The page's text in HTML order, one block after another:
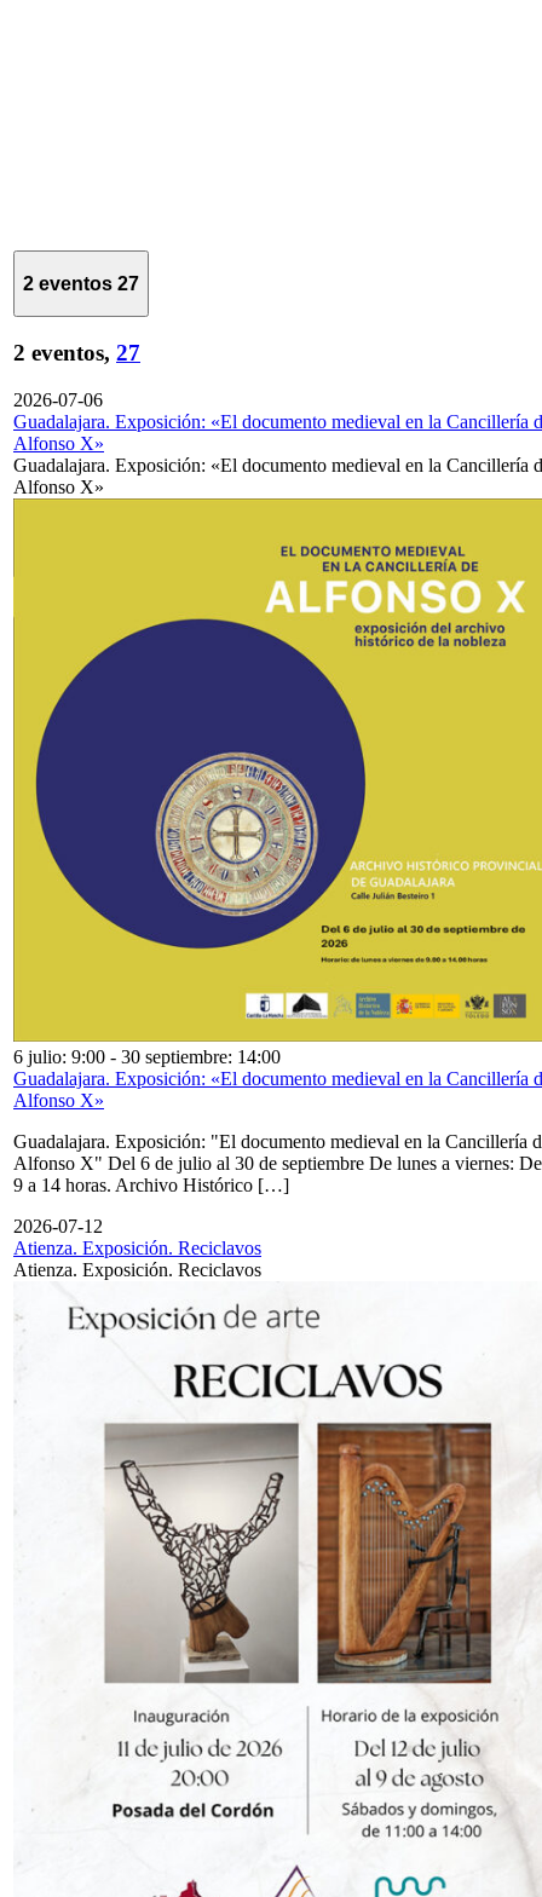
2 eventos 27
2 eventos, 27
2026-07-06
Guadalajara. Exposición: «El documento medieval en la Cancillería
Alfonso X»
Guadalajara. Exposición: «El documento medieval en la Cancillería
Alfonso X»
6 julio: 9:00 - 30 septiembre: 14:00
Guadalajara. Exposición: «El documento medieval en la Cancillería
Alfonso X»
Guadalajara. Exposición: "El documento medieval en la Cancillería
Alfonso X" Del 6 de julio al 30 de septiembre De lunes a viernes: De
9 a 14 horas. Archivo Histórico […]
2026-07-12
Atienza. Exposición. Reciclavos
Atienza. Exposición. Reciclavos